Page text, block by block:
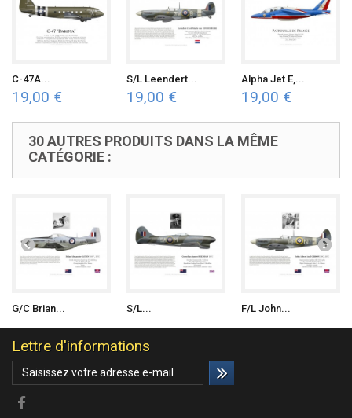
C-47A...
19,00 €
S/L Leendert...
19,00 €
Alpha Jet E,...
19,00 €
30 AUTRES PRODUITS DANS LA MÊME
CATÉGORIE :
G/C Brian... S/L... F/L John...
Lettre d'informations